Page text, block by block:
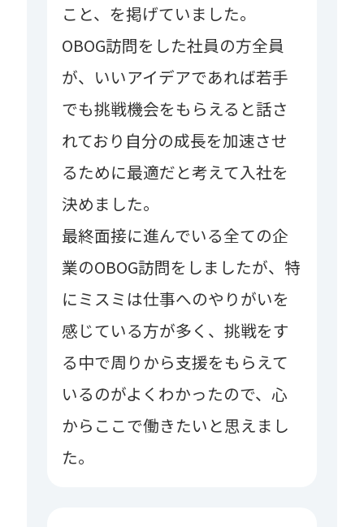
こと、を掲げていました。
OBOG訪問をした社員の方全員
が、いいアイデアであれば若手
でも挑戦機会をもらえると話さ
れており自分の成長を加速させ
るために最適だと考えて入社を
決めました。
最終面接に進んでいる全ての企
業のOBOG訪問をしましたが、特
にミスミは仕事へのやりがいを
感じている方が多く、挑戦をす
る中で周りから支援をもらえて
いるのがよくわかったので、心
からここで働きたいと思えまし
た。